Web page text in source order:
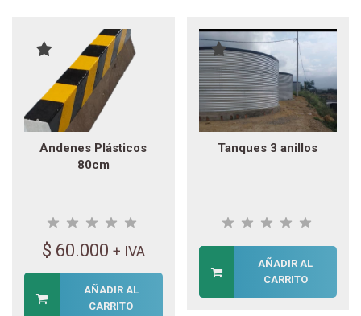
Andenes Plásticos
80cm
$ 60.000 + IVA
AÑADIR AL
CARRITO
Tanques 3 anillos
AÑADIR AL
CARRITO